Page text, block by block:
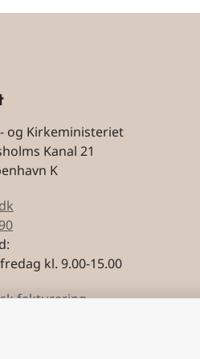
og Kirkeministeriet
Kanal 21
K
kl. 9.00-15.00
fakturering